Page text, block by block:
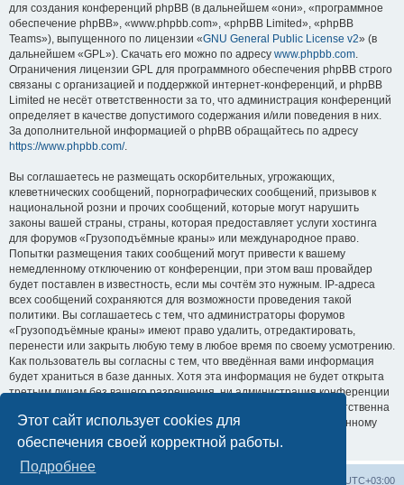
Этот сайт использует cookies для
обеспечения своей корректной работы.
Подробнее
для создания конференций phpBB (в дальнейшем «они», «программное
обеспечение phpBB», «www.phpbb.com», «phpBB Limited», «phpBB
Teams»), выпущенного по лицензии «GNU General Public License v2» (в
дальнейшем «GPL»). Скачать его можно по адресу www.phpbb.com.
Ограничения лицензии GPL для программного обеспечения phpBB строго
связаны с организацией и поддержкой интернет-конференций, и phpBB
Limited не несёт ответственности за то, что администрация конференций
определяет в качестве допустимого содержания и/или поведения в них.
За дополнительной информацией о phpBB обращайтесь по адресу
https://www.phpbb.com/.
Вы соглашаетесь не размещать оскорбительных, угрожающих,
клеветнических сообщений, порнографических сообщений, призывов к
национальной розни и прочих сообщений, которые могут нарушить
законы вашей страны, страны, которая предоставляет услуги хостинга
для форумов «Грузоподъёмные краны» или международное право.
Попытки размещения таких сообщений могут привести к вашему
немедленному отключению от конференции, при этом ваш провайдер
будет поставлен в известность, если мы сочтём это нужным. IP-адреса
всех сообщений сохраняются для возможности проведения такой
политики. Вы соглашаетесь с тем, что администраторы форумов
«Грузоподъёмные краны» имеют право удалить, отредактировать,
перенести или закрыть любую тему в любое время по своему усмотрению.
Как пользователь вы согласны с тем, что введённая вами информация
будет храниться в базе данных. Хотя эта информация не будет открыта
третьим лицам без вашего разрешения, ни администрация конференции
«Грузоподъёмные краны», ни phpBB Limited не может быть ответственна
за действия хакеров, которые могут привести к несанкционированному
доступу к ней.
UTC+03:00